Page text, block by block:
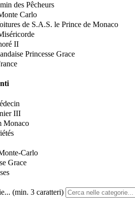
des Pêcheurs
Carlo
de S.A.S. le Prince de Monaco
II
Princesse Grace
III
Monaco
Carlo
Grace
(min. 3 caratteri)